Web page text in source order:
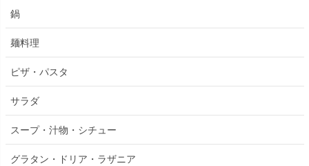
鍋
麺料理
ピザ・パスタ
サラダ
スープ・汁物・シチュー
グラタン・ドリア・ラザニア